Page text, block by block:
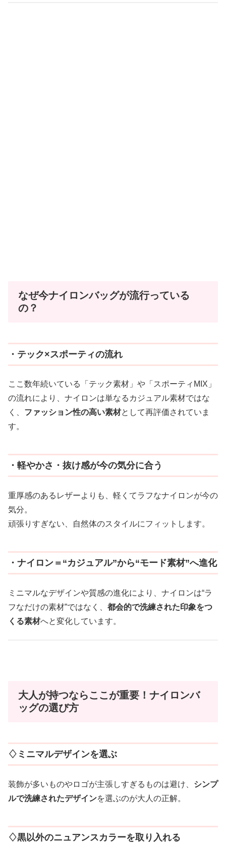
なぜ今ナイロンバッグが流行っている
の？
・テック×スポーティの流れ
ここ数年続いている「テック素材」や「スポーティMIX」
の流れにより、ナイロンは単なるカジュアル素材ではな
く、 ファッション性の高い素材として再評価されていま
す。
・軽やかさ・抜け感が今の気分に合う
重厚感のあるレザーよりも、軽くてラフなナイロンが今の
気分。
頑張りすぎない、自然体のスタイルにフィットします。
・ナイロン＝“カジュアル”から“モード素材”へ進化
ミニマルなデザインや質感の進化により、ナイロンは“ラ
フなだけの素材”ではなく、 都会的で洗練された印象をつ
くる素材へと変化しています。
大人が持つならここが重要！ナイロンバ
ッグの選び方
♢ミニマルデザインを選ぶ
装飾が多いものやロゴが主張しすぎるものは避け、 シンプ
ルで洗練されたデザインを選ぶのが大人の正解。
♢黒以外のニュアンスカラーを取り入れる